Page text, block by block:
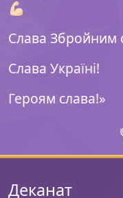
💪🏻
Слава Збройним
Слава Україні!
Героям слава!»
Деканат